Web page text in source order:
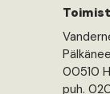
00510
puh.